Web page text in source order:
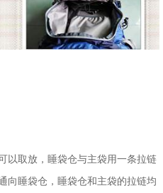
以取放，睡袋仓与主袋用一条拉链
向睡袋仓，睡袋仓和主袋的拉链均